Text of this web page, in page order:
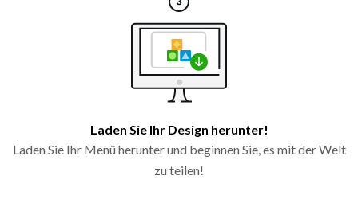
Laden Sie Ihr Design herunter!
Laden Sie Ihr Menü herunter und beginnen Sie, es mit der Welt
zu teilen!